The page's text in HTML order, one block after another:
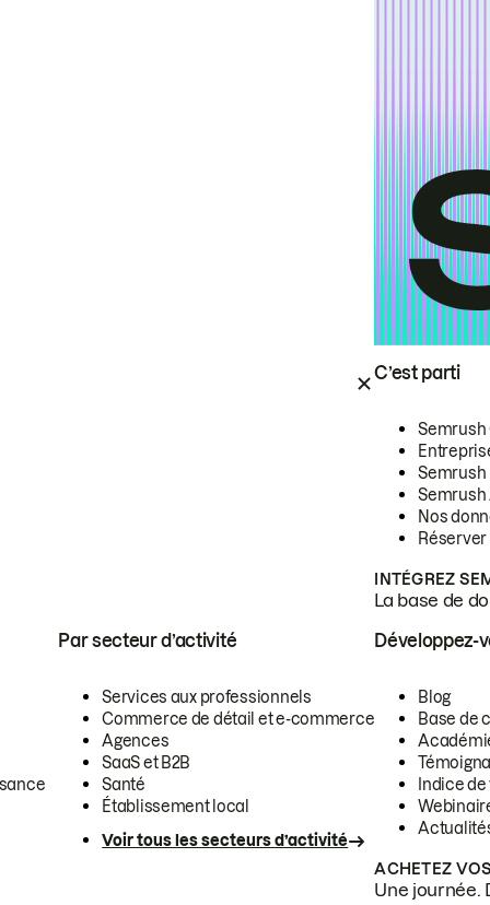
C’est parti
Semrush
Semrush
Semrush
Nos
INTÉGREZ
La base de
Par secteur d’activité
Services aux professionnels
Commerce de détail et e-commerce
Agences
SaaS et B2B
Santé
Établissement local
Voir tous les secteurs d’activité
Développez-
Blog
Base de
Indice
ACHETEZ
Une journée.